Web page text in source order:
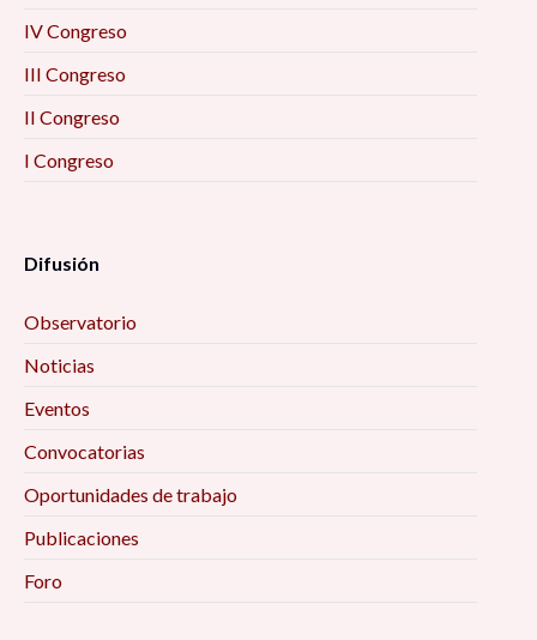
Prevención situacional del delito 10:00 am
puede ser 10:00 am
Metamorfosis: Familia, emociones y pandemia
SENTIK: Creación de redes sociales para la
Ciclo de conferencias «Educación, Actividad
Física y Salud» 10:00 am
Encuentro Interinstitucional de Estudios
Etarios 10:00 am
IV Congreso
III Congreso
II Congreso
I Congreso
Difusión
Observatorio
Noticias
Eventos
Convocatorias
Oportunidades de trabajo
Publicaciones
Foro